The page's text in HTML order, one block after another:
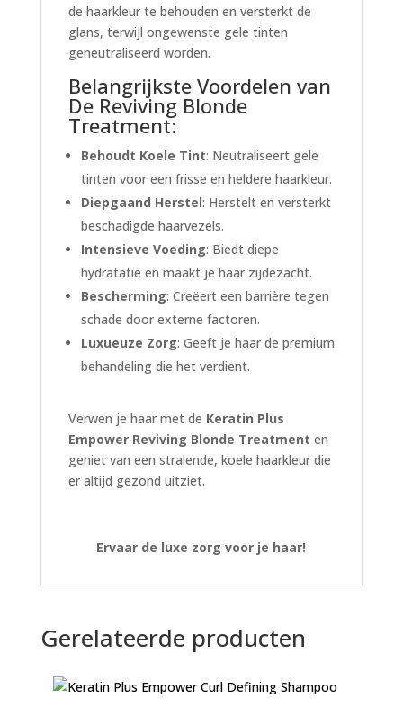
de haarkleur te behouden en versterkt de
glans, terwijl ongewenste gele tinten
geneutraliseerd worden.
Belangrijkste Voordelen van
De Reviving Blonde
Treatment:
Behoudt Koele Tint: Neutraliseert gele
tinten voor een frisse en heldere haarkleur.
Diepgaand Herstel: Herstelt en versterkt
beschadigde haarvezels.
Intensieve Voeding: Biedt diepe
hydratatie en maakt je haar zijdezacht.
Bescherming: Creëert een barrière tegen
schade door externe factoren.
Luxueuze Zorg: Geeft je haar de premium
behandeling die het verdient.
Verwen je haar met de Keratin Plus
Empower Reviving Blonde Treatment en
geniet van een stralende, koele haarkleur die
er altijd gezond uitziet.
Ervaar de luxe zorg voor je haar!
Gerelateerde producten